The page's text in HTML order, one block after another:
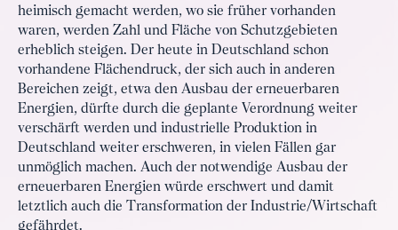
heimisch gemacht werden, wo sie früher vorhanden
waren, werden Zahl und Fläche von Schutzgebieten
erheblich steigen. Der heute in Deutschland schon
vorhandene Flächendruck, der sich auch in anderen
Bereichen zeigt, etwa den Ausbau der erneuerbaren
Energien, dürfte durch die geplante Verordnung weiter
verschärft werden und industrielle Produktion in
Deutschland weiter erschweren, in vielen Fällen gar
unmöglich machen. Auch der notwendige Ausbau der
erneuerbaren Energien würde erschwert und damit
letztlich auch die Transformation der Industrie/Wirtschaft
gefährdet.